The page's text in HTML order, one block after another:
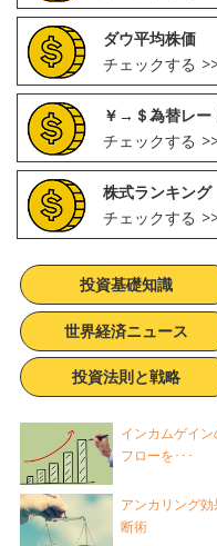
ダウ平均株価
チェックする
￥→＄為替レー
チェックする
株式ランキング
チェックする
投資基礎知識
世界経済ニュース
投資法則と戦略
インカムゲイ
フローを･･･
アンカリング
断術